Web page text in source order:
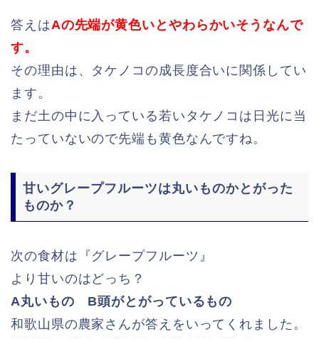
答えはAの先端が黄色いとやわらかいそうなんで
す。
その理由は、タケノコの成長度合いに関係してい
ます。
まだ土の中に入っている若いタケノコは日光に当
たっていないので先端も黄色なんですね。
甘いグレープフルーツは丸いものかとがった
ものか？
次の食材は『グレープフルーツ』
より甘いのはどっち？
A丸いもの B頭がとがっているもの
和歌山県の農家さんが答えをいってくれました。